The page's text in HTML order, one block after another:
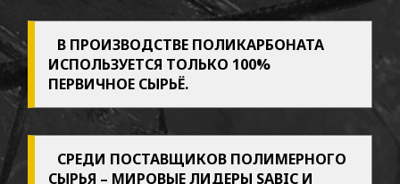
Козырек
ИМпласт
СКАТ
В ПРОИЗВОДСТВЕ ПОЛИКАРБОНАТА
ИСПОЛЬЗУЕТСЯ ТОЛЬКО 100%
ПЕРВИЧНОЕ СЫРЬЁ.
СРЕДИ ПОСТАВЩИКОВ ПОЛИМЕРНОГО
СЫРЬЯ – МИРОВЫЕ ЛИДЕРЫ SABIC И